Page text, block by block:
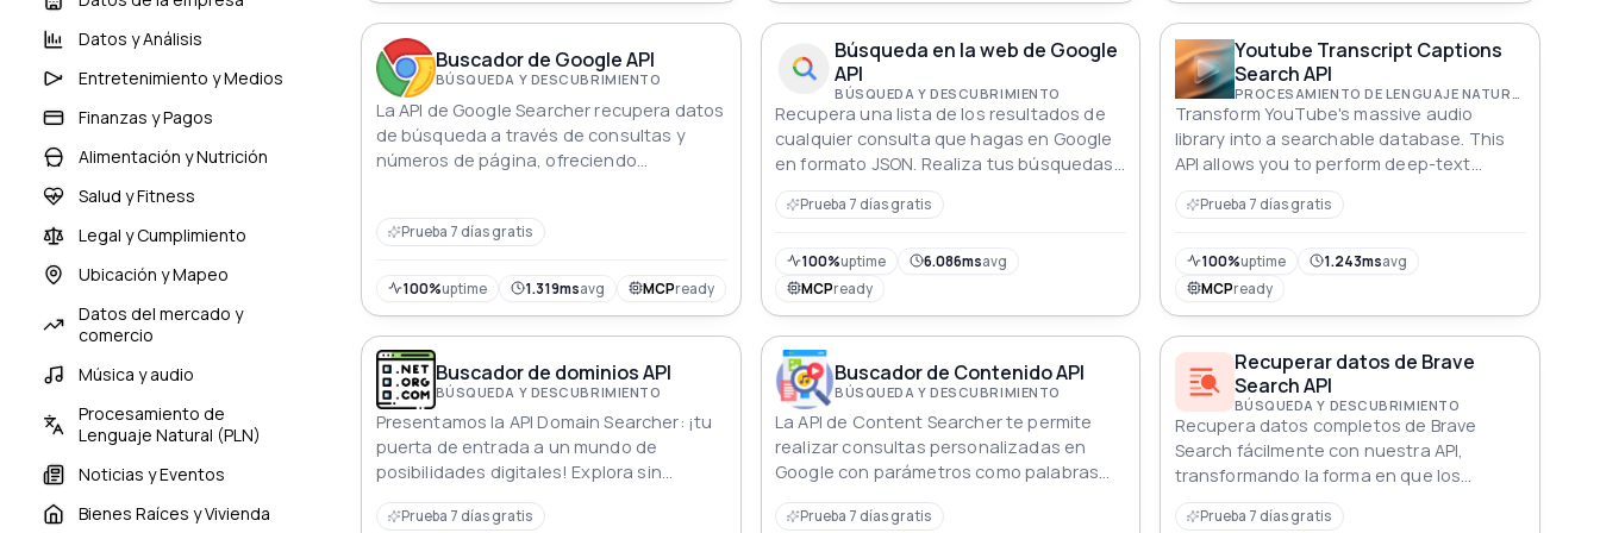
Datos y Análisis
Entretenimiento y Medios
Finanzas y Pagos
Alimentación y Nutrición
Salud y Fitness
Legal y Cumplimiento
Ubicación y Mapeo
Datos del mercado y
comercio
Música y audio
Procesamiento de
Lenguaje Natural (PLN)
Noticias y Eventos
Bienes Raíces y Vivienda
Buscador de Google API
BÚSQUEDA Y DESCUBRIMIENTO
La API de Google Searcher recupera datos
de búsqueda a través de consultas y
números de página, ofreciendo
Prueba 7 días gratis
100%uptime 1.319msavg MCPready
Búsqueda en la web de Google
API
BÚSQUEDA Y DESCUBRIMIENTO
Recupera una lista de los resultados de
cualquier consulta que hagas en Google
en formato JSON. Realiza tus búsquedas
en la web de manera programática.
Prueba 7 días gratis
100%uptime 6.086msavg
MCPready
Youtube Transcript Captions
Search API
Transform YouTube's massive audio
library into a searchable database. This
API allows you to perform deep-text
searches across millions of video
transcripts with surgical precision.
second a keyword is mentioned or
analyze content across entire channels,
our engine provides the tools to do it.
Featuring both exact phrase matching
and advanced fuzzy logic to handle typos
or mispronunciations, it’s the perfect
solution for media monitoring, AI training,
and content discovery.
Prueba 7 días gratis
100%uptime 1.243msavg
MCPready
Buscador de dominios API
BÚSQUEDA Y DESCUBRIMIENTO
Presentamos la API Domain Searcher: ¡tu
puerta de entrada a un mundo de
posibilidades digitales! Explora sin
problemas 341 dominios de nivel superior
en Google Domains con solo una palabra
Prueba 7 días gratis
Buscador de Contenido API
BÚSQUEDA Y DESCUBRIMIENTO
La API de Content Searcher te permite
realizar consultas personalizadas en
Google con parámetros como palabras
clave, idioma y fechas, devolviendo
resultados detallados y relevantes.
Prueba 7 días gratis
Recuperar datos de Brave
Search API
BÚSQUEDA Y DESCUBRIMIENTO
Recupera datos completos de Brave
Search fácilmente con nuestra API,
transformando la forma en que los
desarrolladores integran funcionalidades
de búsqueda.
Prueba 7 días gratis